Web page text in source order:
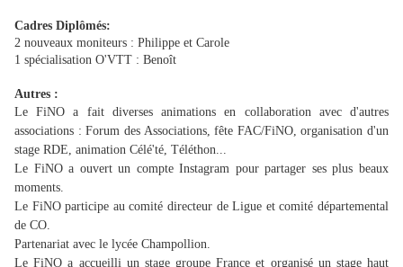
Cadres Diplômés:
2 nouveaux moniteurs : Philippe et Carole
1 spécialisation O'VTT : Benoît
Autres :
Le FiNO a fait diverses animations en collaboration avec d'autres
associations : Forum des Associations, fête FAC/FiNO, organisation d'un
stage RDE, animation Célé'té, Téléthon...
Le FiNO a ouvert un compte Instagram pour partager ses plus beaux
moments.
Le FiNO participe au comité directeur de Ligue et comité départemental
de CO.
Partenariat avec le lycée Champollion.
Le FiNO a accueilli un stage groupe France et organisé un stage haut